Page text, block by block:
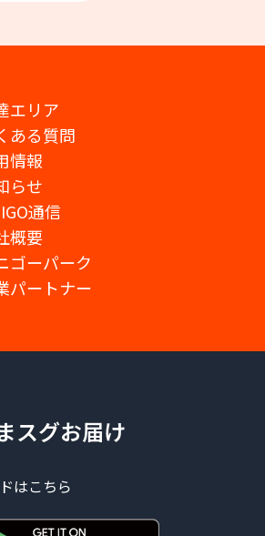
エリア
ある質問
情報
らせ
通信
概要
ゴーパーク
パートナー
スグお届け
はこちら